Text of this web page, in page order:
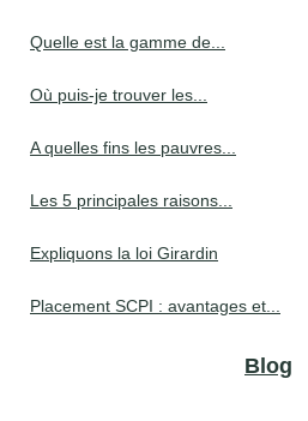
Quelle est la gamme de...
Où puis-je trouver les...
A quelles fins les pauvres...
Les 5 principales raisons...
Expliquons la loi Girardin
Placement SCPI : avantages et...
Blog